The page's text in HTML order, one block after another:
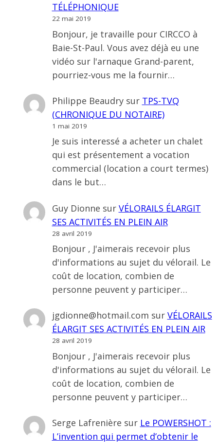
TÉLÉPHONIQUE
22 mai 2019
Bonjour, je travaille pour CIRCCO à
Baie-St-Paul. Vous avez déjà eu une
vidéo sur l'arnaque Grand-parent,
pourriez-vous me la fournir…
Philippe Beaudrysur TPS-TVQ
(CHRONIQUE DU NOTAIRE)
1 mai 2019
Je suis interessé a acheter un chalet
qui est présentement a vocation
commercial (location a court termes)
dans le but…
Guy Dionne sur VÉLORAILS ÉLARGIT
SES ACTIVITÉS EN PLEIN AIR
28 avril 2019
Bonjour , J'aimerais recevoir plus
d'informations au sujet du vélorail. Le
coût de location, combien de
personne peuvent y participer…
jgdionne@hotmail.com sur VÉLORAILS
ÉLARGIT SES ACTIVITÉS EN PLEIN AIR
28 avril 2019
Bonjour , J'aimerais recevoir plus
d'informations au sujet du vélorail. Le
coût de location, combien de
personne peuvent y participer…
Serge Lafrenière sur Le POWERSHOT :
L’invention qui permet d’obtenir le